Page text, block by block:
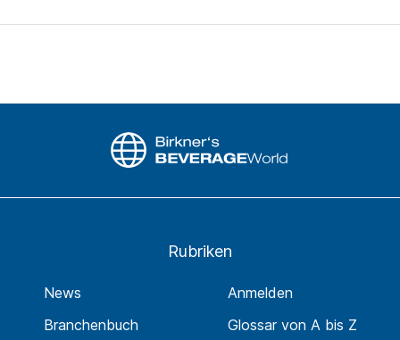
Rubriken
News
Branchenbuch
Anmelden
Glossar von A bis Z